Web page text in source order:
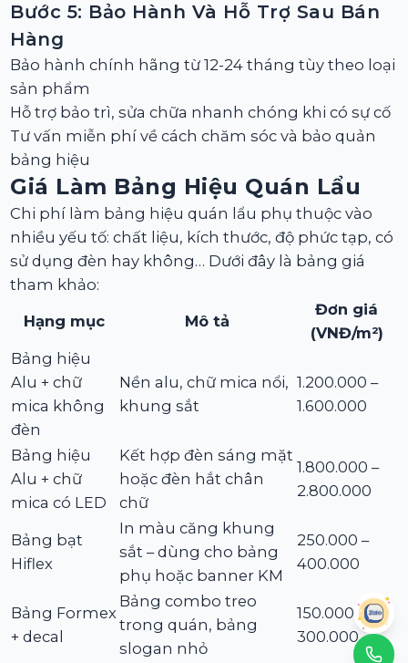
Bước 5: Bảo Hành Và Hỗ Trợ Sau Bán
Hàng
Bảo hành chính hãng từ 12-24 tháng tùy theo loại
sản phẩm
Hỗ trợ bảo trì, sửa chữa nhanh chóng khi có sự cố
Tư vấn miễn phí về cách chăm sóc và bảo quản
bảng hiệu
Giá Làm Bảng Hiệu Quán Lẩu
Chi phí làm bảng hiệu quán lẩu phụ thuộc vào
nhiều yếu tố: chất liệu, kích thước, độ phức tạp, có
sử dụng đèn hay không… Dưới đây là bảng giá
tham khảo:
Hạng mục
Mô tả
Đơn giá
(VNĐ/m²)
Bảng hiệu
Alu + chữ
mica không
đèn
Nền alu, chữ mica nổi,
khung sắt
1.200.000 –
1.600.000
Bảng hiệu
Alu + chữ
mica có LED
Kết hợp đèn sáng mặt
hoặc đèn hắt chân
chữ
1.800.000 –
2.800.000
Bảng bạt
Hiflex
In màu căng khung
sắt – dùng cho bảng
phụ hoặc banner KM
250.000 –
400.000
Bảng Formex
+ decal
Bảng combo treo
trong quán, bảng
slogan nhỏ
150.000 –
300.000